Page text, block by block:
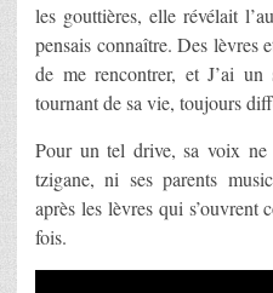
les gouttières, elle révélait
pensais connaître. Des lèvres
de me rencontrer, et J’ai un
tournant de sa vie, toujours
Pour un tel drive, sa voix
tzigane, ni ses parents
après les lèvres qui s’ouvrent
fois.